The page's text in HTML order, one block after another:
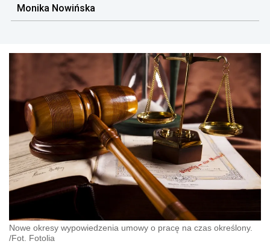
Monika Nowińska
Nowe okresy wypowiedzenia umowy o pracę na czas określony.
/Fot. Fotolia